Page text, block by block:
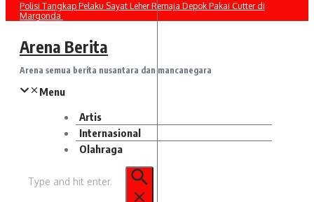
Polisi Tangkap Pelaku Sayat Leher Remaja Depok Pakai Cutter di
Margonda
Arena Berita
Arena semua berita nusantara dan mancanegara
Menu
Artis
Internasional
Olahraga
untuk: